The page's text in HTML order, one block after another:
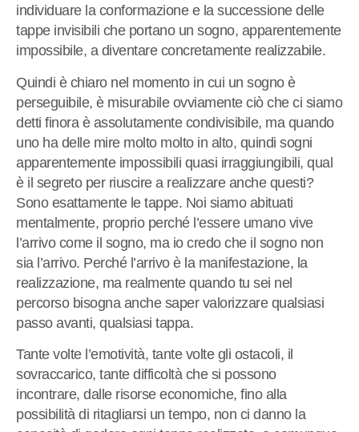
individuare la conformazione e la successione delle
tappe invisibili che portano un sogno, apparentemente
impossibile, a diventare concretamente realizzabile.
Quindi è chiaro nel momento in cui un sogno è
perseguibile, è misurabile ovviamente ciò che ci siamo
detti finora è assolutamente condivisibile, ma quando
uno ha delle mire molto molto in alto, quindi sogni
apparentemente impossibili quasi irraggiungibili, qual
è il segreto per riuscire a realizzare anche questi?
Sono esattamente le tappe. Noi siamo abituati
mentalmente, proprio perché l’essere umano vive
l’arrivo come il sogno, ma io credo che il sogno non
sia l’arrivo. Perché l’arrivo è la manifestazione, la
realizzazione, ma realmente quando tu sei nel
percorso bisogna anche saper valorizzare qualsiasi
passo avanti, qualsiasi tappa.
Tante volte l’emotività, tante volte gli ostacoli, il
sovraccarico, tante difficoltà che si possono
incontrare, dalle risorse economiche, fino alla
possibilità di ritagliarsi un tempo, non ci danno la